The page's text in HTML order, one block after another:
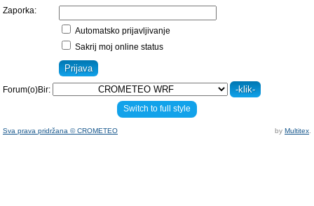
Zaporka:
Automatsko prijavljivanje
Sakrij moj online status
Forum(o)Bir:
Switch to full style
Sva prava pridržana © CROMETEO by Multitex